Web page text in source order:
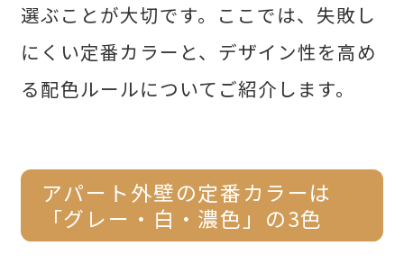
選ぶことが大切です。ここでは、失敗し
にくい定番カラーと、デザイン性を高め
る配色ルールについてご紹介します。
アパート外壁の定番カラーは
「グレー・白・濃色」の3色